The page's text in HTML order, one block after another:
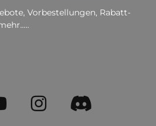
Vorbestellungen, Rabatt-